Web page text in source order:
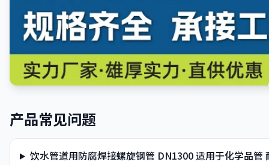
产品常见问题
饮水管道用防腐焊接螺旋钢管 DN1300 适用于化学品管